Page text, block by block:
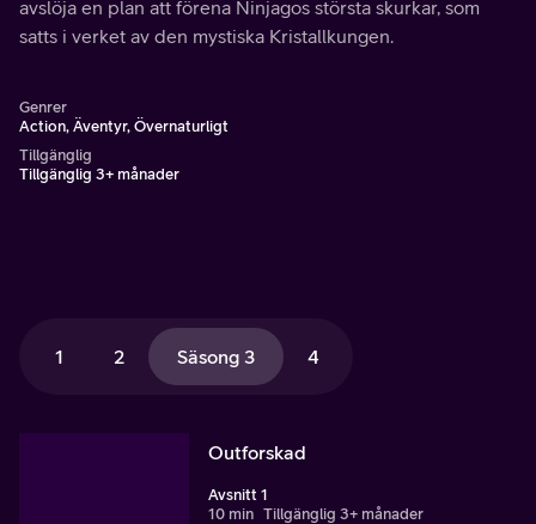
avslöja en plan att förena Ninjagos största skurkar, som
satts i verket av den mystiska Kristallkungen.
Genrer
Action, Äventyr, Övernaturligt
Tillgänglig
Tillgänglig 3+ månader
1 2 Säsong 3 4
Outforskad
Avsnitt 1
10 min Tillgänglig 3+ månader